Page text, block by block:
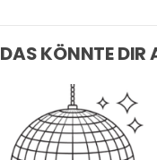
DAS KÖNNTE DIR